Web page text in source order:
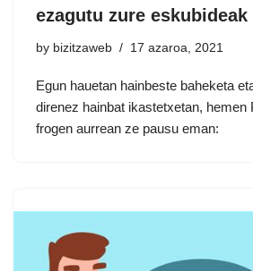
ezagutu zure eskubideak
by bizitzaweb 17 azaroa, 2021
Egun hauetan hainbeste baheketa
direnez hainbat ikastetxetan, hemen
frogen aurrean ze pausu eman: